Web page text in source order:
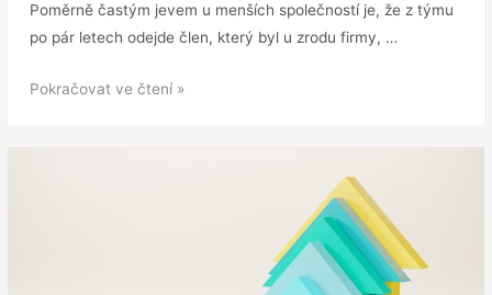
Poměrně častým jevem u menších společností je, že z týmu
po pár letech odejde člen, který byl u zrodu firmy, …
Jak
Pokračovat ve čtení »